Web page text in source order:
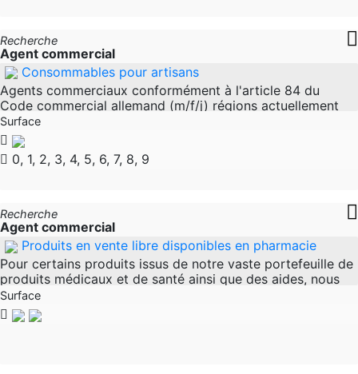
Recherche
Agent commercial
Consommables pour artisans
Agents commerciaux conformément à l'article 84 du
Code commercial allemand (m/f/j) régions actuellement
ouvertes : dans tous les États fédéraux Après une
formation intensive et une
Surface
0, 1, 2, 3, 4, 5, 6, 7, 8, 9
Recherche
Agent commercial
Produits en vente libre disponibles en pharmacie
Pour certains produits issus de notre vaste portefeuille de
produits médicaux et de santé ainsi que des aides, nous
recherchons des représentants commerciaux à l’échelle
nationale. Aides à
Surface